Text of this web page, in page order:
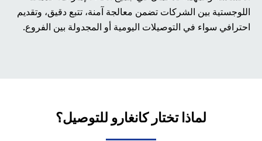
اللوجستية بين الشركات تضمن معالجة آمنة، تتبع دقيق، وتقديم
احترافي سواء في التوصيلات اليومية أو المجدولة بين الفروع.
لماذا تختار كانغارو للتوصيل؟